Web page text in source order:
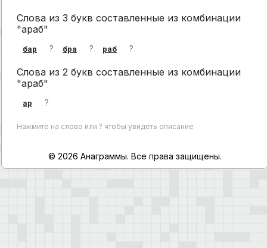
Слова из 3 букв составленные из комбинации
"араб"
бар ? бра ? раб ?
Слова из 2 букв составленные из комбинации
"араб"
ар ?
Нажмите на слово или ? чтобы увидеть описание
© 2026 Анаграммы. Все права защищены.